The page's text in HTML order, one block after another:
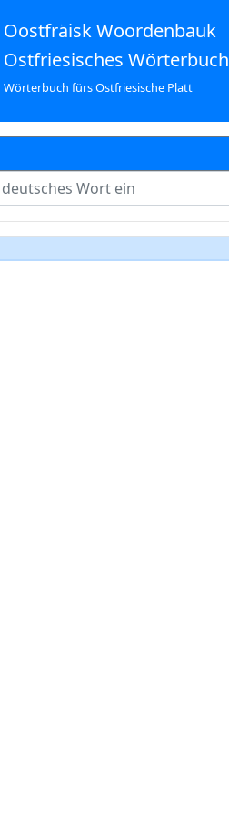
Oostfräisk Woordenbauk
Ostfriesisches Wörterbuch
Wörterbuch fürs Ostfriesische Platt